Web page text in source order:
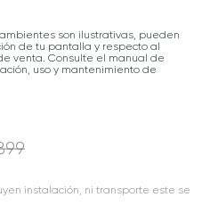
son ilustrativas, pueden
de tu pantalla y respecto al
venta. Consulte el manual de
uso y mantenimiento de
instalación, ni transporte este se